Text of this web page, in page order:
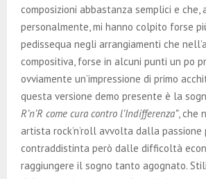
composizioni abbastanza semplici e che,
personalmente, mi hanno colpito forse
pedissequa negli arrangiamenti che
compositiva, forse in alcuni punti un po
ovviamente un’impressione di primo
questa versione demo presente è la
R’n’R come cura contro l’Indifferenza”, che
artista rock’n’roll avvolta dalla passione
contraddistinta però dalle difficoltà
raggiungere il sogno tanto agognato.